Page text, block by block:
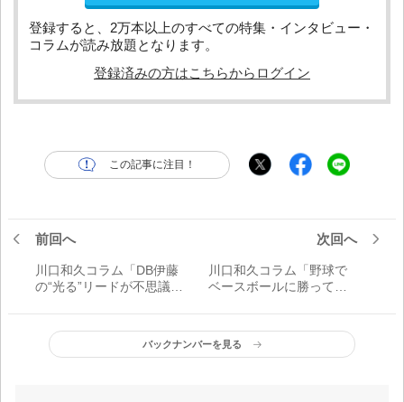
登録すると、2万本以上のすべての特集・インタビュー・
コラムが読み放題となります。
登録済みの方はこちらからログイン
この記事に注目！
前回へ
川口和久コラム「DB伊藤
の“光る”リードが不思議な
次回へ
川口和久コラム「野球で
ベースボールに勝ってほ
バックナンバーを見る